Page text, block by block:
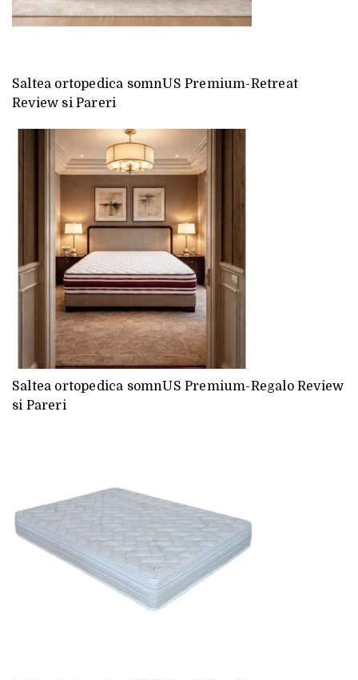
Saltea ortopedica somnUS Premium-Retreat
Review si Pareri
Saltea ortopedica somnUS Premium-Regalo Review
si Pareri